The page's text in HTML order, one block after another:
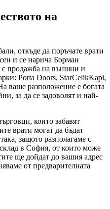
на
откъде да поръчате врати
и се нарича Борман
с продажба на външни и
Porta Doors, StarCelikKapi,
ваше разположение е богата
за да се задоволят и най-
които забавят
врати могат да бъдат
защото разполагаме с
в София, от които може
ще дойдат до вашия адрес
от предварителната